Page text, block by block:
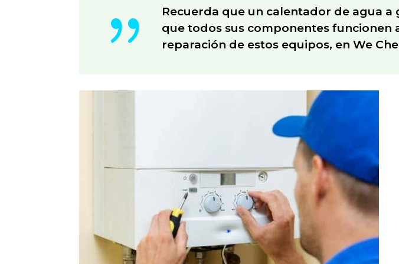
{
Recuerda que un calentador de agua
que todos sus componentes funcionen
reparación de estos equipos, en We